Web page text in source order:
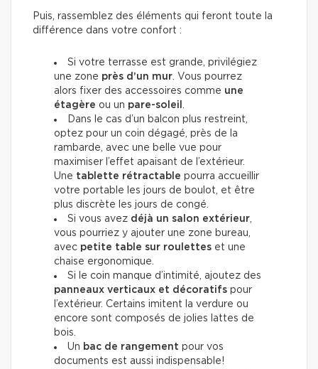
Puis, rassemblez des éléments qui feront toute la
différence dans votre confort :
Si votre terrasse est grande, privilégiez
une zone près d’un mur . Vous pourrez
alors fixer des accessoires comme une
étagère ou un pare-soleil
Dans le cas d’un balcon plus restreint,
optez pour un coin dégagé, près de la
rambarde, avec une belle vue pour
maximiser l’effet apaisant de l’extérieur.
Une tablette rétractable pourra accueillir
votre portable les jours de boulot, et être
plus discrète les jours de congé.
Si vous avez déjà un salon extérieur
vous pourriez y ajouter une zone bureau,
avec petite table sur roulettes et une
chaise ergonomique.
Si le coin manque d’intimité, ajoutez des
panneaux verticaux et décoratifs pour
l’extérieur. Certains imitent la verdure ou
encore sont composés de jolies lattes de
bois.
Un bac de rangement pour vos
documents est aussi indispensable!